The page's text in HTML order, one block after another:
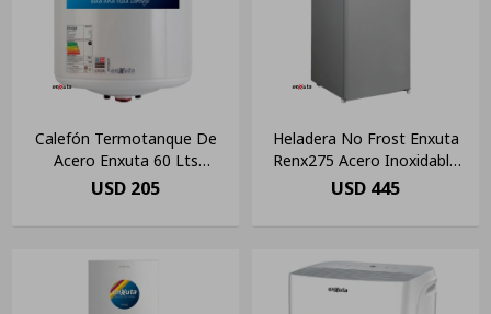
Calefón Termotanque De
Acero Enxuta 60 Lts
Tenx2160 Color Blanco
USD 205
Heladera No Frost Enxuta
Renx275 Acero Inoxidable
Con Freezer 248 Lt 220v -
USD 445